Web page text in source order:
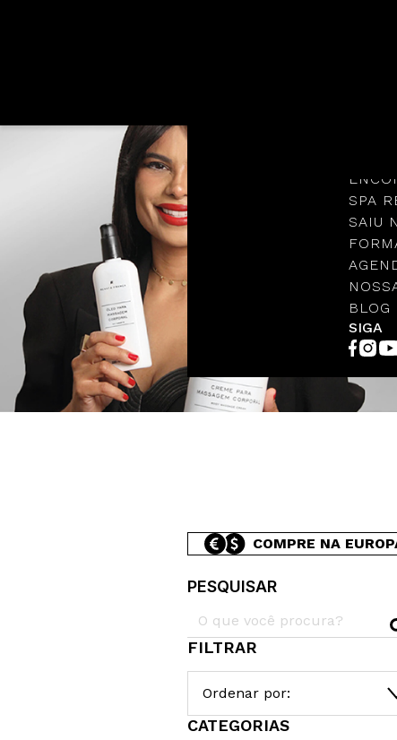
SPA
SAIU
BLOG
SIGA
COMPRE NA
PESQUISAR
FILTRAR
Ordenar por:
CATEGORIAS